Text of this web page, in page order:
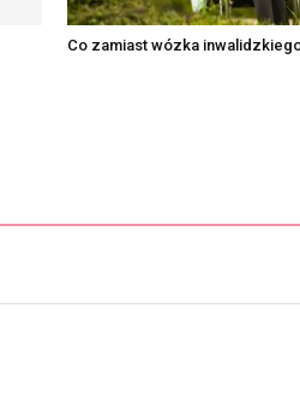
Co zamiast wózka